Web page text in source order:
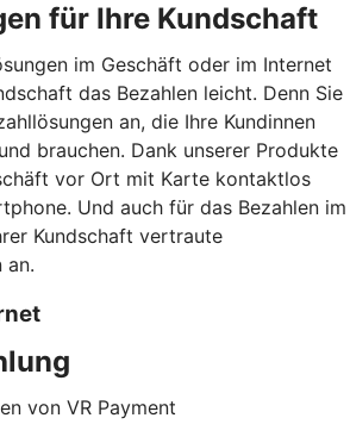
für Ihre Kundschaft
im Geschäft oder im Internet
das Bezahlen leicht. Denn Sie
an, die Ihre Kundinnen
brauchen. Dank unserer Produkte
vor Ort mit Karte kontaktlos
Und auch für das Bezahlen im
Kundschaft vertraute
an.
von VR Payment